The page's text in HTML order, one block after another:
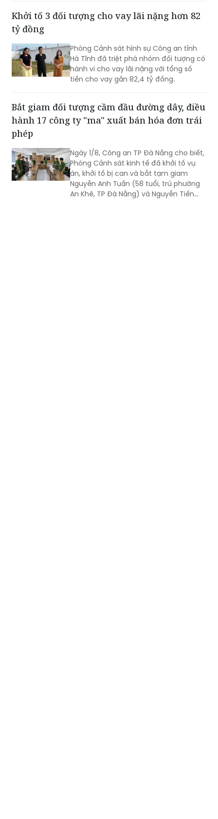
việc đến Văn phòng Cơ quan Cảnh sát
Khởi tố 3 đối tượng cho vay lãi nặng hơn 82
tỷ đồng
Phòng Cảnh sát hình sự Công an tỉnh
Hà Tĩnh đã triệt phá nhóm đối tượng có
hành vi cho vay lãi nặng với tổng số
tiền cho vay gần 82,4 tỷ đồng.
Bắt giam đối tượng cầm đầu đường dây, điều
hành 17 công ty "ma" xuất bán hóa đơn trái
phép
Ngày 1/8, Công an TP Đà Nẵng cho biết,
Phòng Cảnh sát kinh tế đã khởi tố vụ
án, khởi tố bị can và bắt tạm giam
Nguyễn Anh Tuấn (58 tuổi, trú phường
An Khê, TP Đà Nẵng) và Nguyễn Tiến